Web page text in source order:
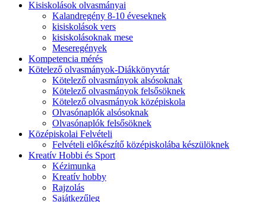
Kisiskolások olvasmányai
Kalandregény 8-10 éveseknek
kisiskolások vers
kisiskolásoknak mese
Meseregények
Kompetencia mérés
Kötelező olvasmányok-Diákkönyvtár
Kötelező olvasmányok alsósoknak
Kötelező olvasmányok felsősöknek
Kötelező olvasmányok középiskola
Olvasónaplók alsósoknak
Olvasónaplók felsősöknek
Középiskolai Felvételi
Felvételi előkészítő középiskolába készülöknek
Kreatív Hobbi és Sport
Kézimunka
Kreatív hobby
Rajzolás
Sajátkezűleg